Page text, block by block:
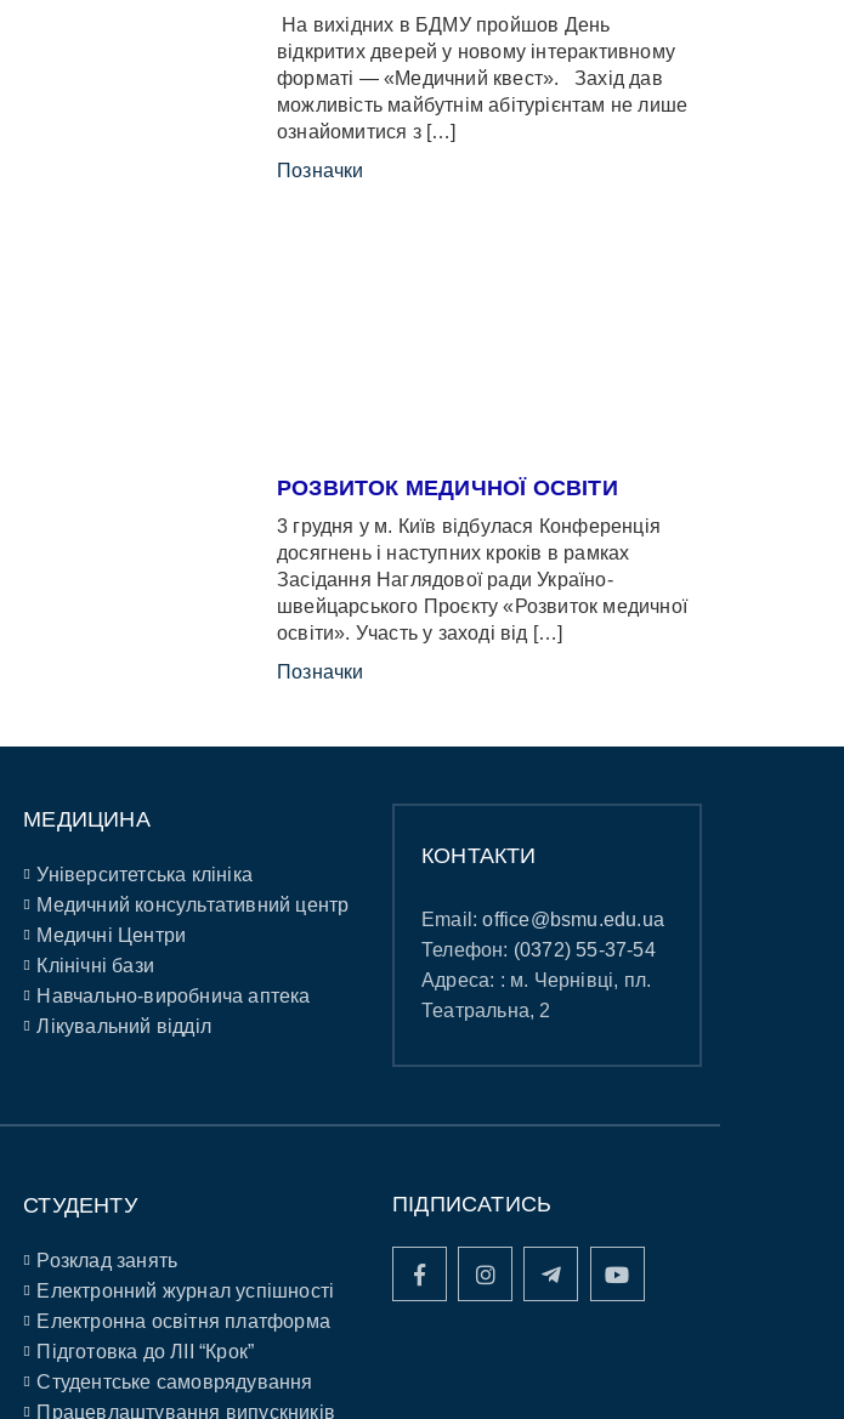
На вихідних в БДМУ пройшов День
відкритих дверей у новому інтерактивному
форматі — «Медичний квест». Захід дав
можливість майбутнім абітурієнтам не лише
ознайомитися з […]
Позначки
РОЗВИТОК МЕДИЧНОЇ ОСВІТИ
3 грудня у м. Київ відбулася Конференція
досягнень і наступних кроків в рамках
Засідання Наглядової ради Україно-
швейцарського Проєкту «Розвиток медичної
освіти». Участь у заході від […]
Позначки
МЕДИЦИНА
Університетська клініка
Медичний консультативний центр
Медичні Центри
Клінічні бази
Навчально-виробнича аптека
Лікувальний відділ
КОНТАКТИ
Email:office@bsmu.edu.ua
Телефон: (0372) 55-37-54
Адреса: : м. Чернівці, пл.
Театральна, 2
СТУДЕНТУ
Розклад занять
Електронний журнал успішності
Електронна освітня платформа
Підготовка до ЛІІ “Крок”
Студентське самоврядування
Працевлаштування випускників
ПІДПИСАТИСЬ